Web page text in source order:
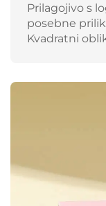
Prilagojivo s
posebne
Kvadratni